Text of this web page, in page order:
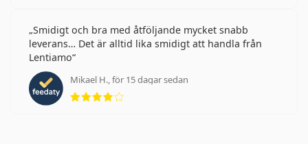
Smidigt och bra med åtföljande mycket snabb
leverans… Det är alltid lika smidigt att handla från
Lentiamo
Mikael H., för 15 dagar sedan
Betyg 4 av 5